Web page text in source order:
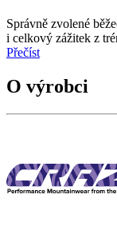
Správně zvolené
i celkový zážitek z
Přečíst
O výrobci